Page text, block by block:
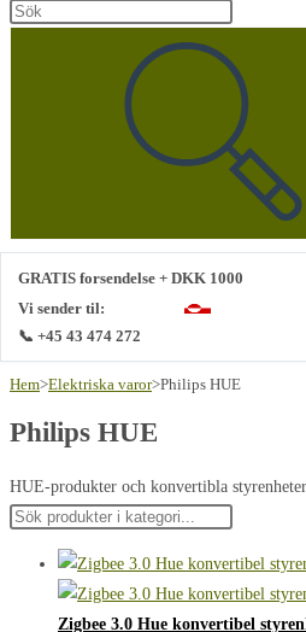
Sök
GRATIS forsendelse + DKK 1000
Vi sender til:
📞 +45 43 474 272
Hem>Elektriska varor>Philips HUE
Philips HUE
HUE-produkter och konvertibla styrenheter
Zigbee 3.0 Hue konvertibel